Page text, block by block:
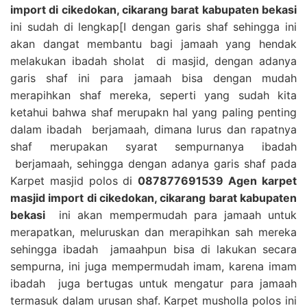
import di cikedokan, cikarang barat kabupaten bekasi
ini sudah di lengkap[I dengan garis shaf sehingga ini
akan dangat membantu bagi jamaah yang hendak
melakukan ibadah sholat di masjid, dengan adanya
garis shaf ini para jamaah bisa dengan mudah
merapihkan shaf mereka, seperti yang sudah kita
ketahui bahwa shaf merupakn hal yang paling penting
dalam ibadah berjamaah, dimana lurus dan rapatnya
shaf merupakan syarat sempurnanya ibadah
berjamaah, sehingga dengan adanya garis shaf pada
Karpet masjid polos di087877691539 Agen karpet
masjid import di cikedokan, cikarang barat kabupaten
bekasi ini akan mempermudah para jamaah untuk
merapatkan, meluruskan dan merapihkan sah mereka
sehingga ibadah jamaahpun bisa di lakukan secara
sempurna, ini juga mempermudah imam, karena imam
ibadah juga bertugas untuk mengatur para jamaah
termasuk dalam urusan shaf. Karpet musholla polos ini